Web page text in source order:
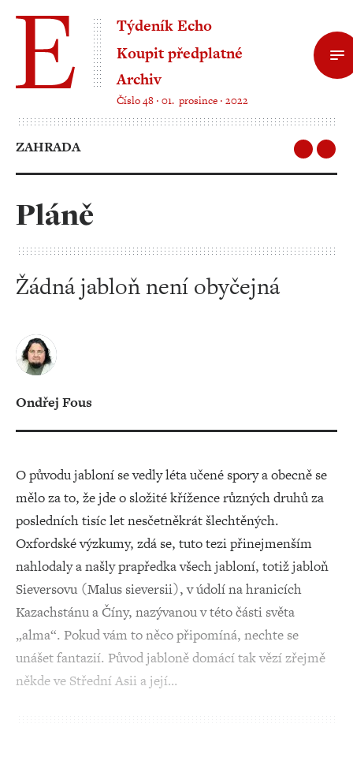
Týdeník Echo
Koupit předplatné
Archiv
Číslo 48 ‧ 01. prosince ‧ 2022
ZAHRADA
Pláně
Žádná jabloň není obyčejná
Ondřej Fous
O původu jabloní se vedly léta učené spory a obecně se
mělo za to, že jde o složité křížence různých druhů za
posledních tisíc let nesčetněkrát šlechtěných.
Oxfordské výzkumy, zdá se, tuto tezi přinejmenším
nahlodaly a našly prapředka všech jabloní, totiž jabloň
Sieversovu (Malus sieversii), v údolí na hranicích
Kazachstánu a Číny, nazývanou v této části světa
„alma“. Pokud vám to něco připomíná, nechte se
unášet fantazií. Původ jabloně domácí tak vězí zřejmě
někde ve Střední Asii a její…